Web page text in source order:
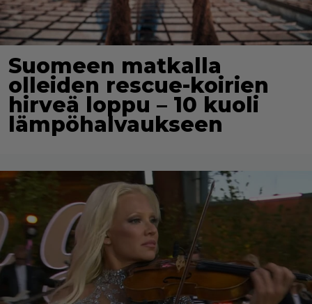
Suomeen matkalla
olleiden rescue-koirien
hirveä loppu – 10 kuoli
lämpöhalvaukseen